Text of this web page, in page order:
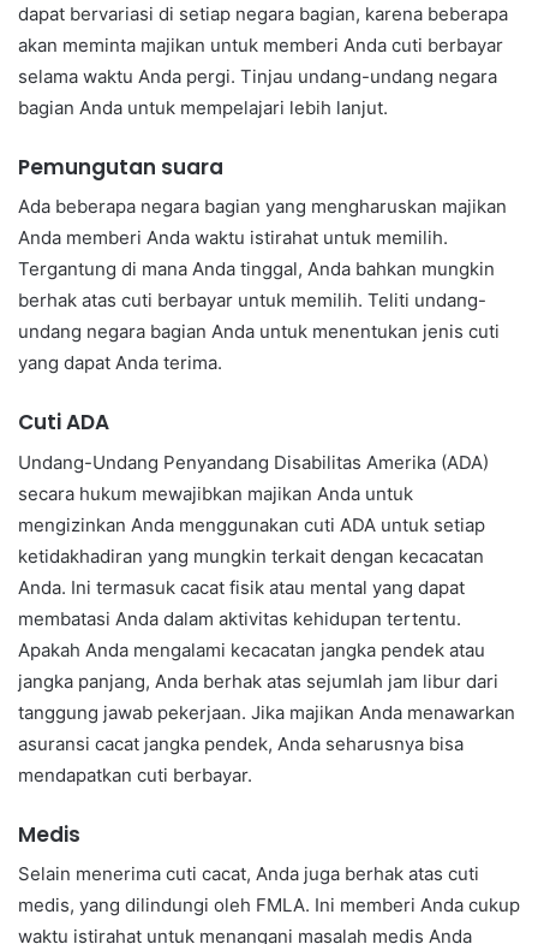
dapat bervariasi di setiap negara bagian, karena beberapa
akan meminta majikan untuk memberi Anda cuti berbayar
selama waktu Anda pergi. Tinjau undang-undang negara
bagian Anda untuk mempelajari lebih lanjut.
Pemungutan suara
Ada beberapa negara bagian yang mengharuskan majikan
Anda memberi Anda waktu istirahat untuk memilih.
Tergantung di mana Anda tinggal, Anda bahkan mungkin
berhak atas cuti berbayar untuk memilih. Teliti undang-
undang negara bagian Anda untuk menentukan jenis cuti
yang dapat Anda terima.
Cuti ADA
Undang-Undang Penyandang Disabilitas Amerika (ADA)
secara hukum mewajibkan majikan Anda untuk
mengizinkan Anda menggunakan cuti ADA untuk setiap
ketidakhadiran yang mungkin terkait dengan kecacatan
Anda. Ini termasuk cacat fisik atau mental yang dapat
membatasi Anda dalam aktivitas kehidupan tertentu.
Apakah Anda mengalami kecacatan jangka pendek atau
jangka panjang, Anda berhak atas sejumlah jam libur dari
tanggung jawab pekerjaan. Jika majikan Anda menawarkan
asuransi cacat jangka pendek, Anda seharusnya bisa
mendapatkan cuti berbayar.
Medis
Selain menerima cuti cacat, Anda juga berhak atas cuti
medis, yang dilindungi oleh FMLA. Ini memberi Anda cukup
waktu istirahat untuk menangani masalah medis Anda